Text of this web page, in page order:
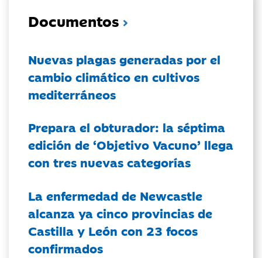
Documentos
Nuevas plagas generadas por el
cambio climático en cultivos
mediterráneos
Prepara el obturador: la séptima
edición de ‘Objetivo Vacuno’ llega
con tres nuevas categorías
La enfermedad de Newcastle
alcanza ya cinco provincias de
Castilla y León con 23 focos
confirmados